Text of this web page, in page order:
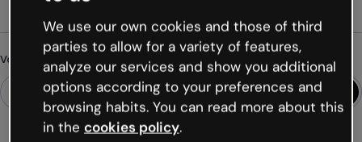
Vous cherchez autre chose ?
We use our own cookies and those of third
parties to allow for a variety of features,
analyze our services and show you additional
options according to your preferences and
browsing habits. You can read more about this
in the cookies policy.